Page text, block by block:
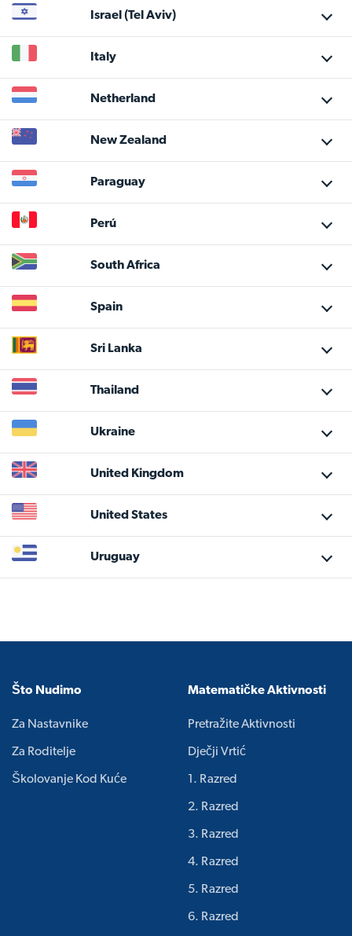
Israel (Tel Aviv)
Italy
Netherland
New Zealand
Paraguay
Perú
South Africa
Spain
Sri Lanka
Thailand
Ukraine
United Kingdom
United States
Uruguay
Što Nudimo
Za Nastavnike
Za Roditelje
Školovanje Kod Kuće
Matematičke Aktivnosti
Pretražite Aktivnosti
Dječji Vrtić
1. Razred
2. Razred
3. Razred
4. Razred
5. Razred
6. Razred